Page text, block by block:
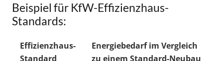
Beispiel für KfW-Effizienzhaus-
Standards:
Effizienzhaus-
Standard
Energiebedarf im Vergleich
zu einem Standard-Neubau